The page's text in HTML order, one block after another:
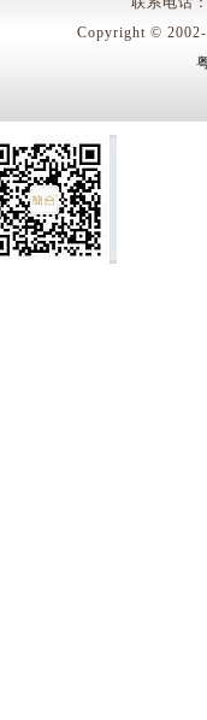
Copyright ©